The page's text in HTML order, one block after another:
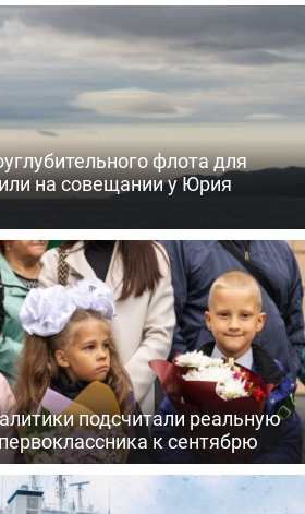
флота для
на совещании у Юрия
подсчитали реальную
к сентябрю